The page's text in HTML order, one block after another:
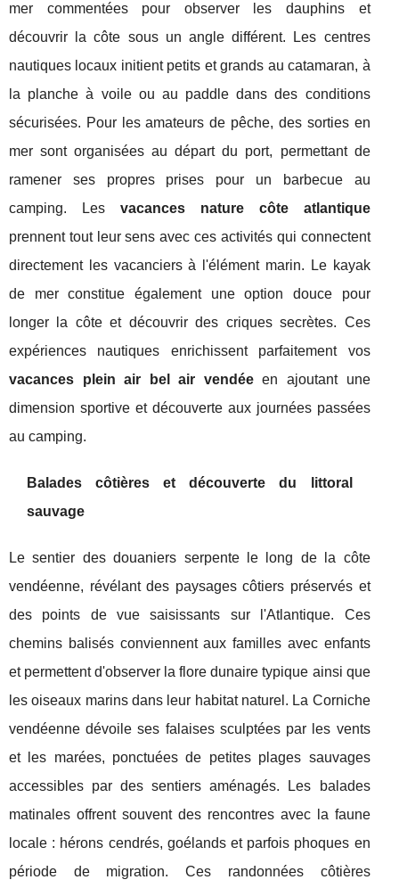
mer commentées pour observer les dauphins et
découvrir la côte sous un angle différent. Les centres
nautiques locaux initient petits et grands au catamaran, à
la planche à voile ou au paddle dans des conditions
sécurisées. Pour les amateurs de pêche, des sorties en
mer sont organisées au départ du port, permettant de
ramener ses propres prises pour un barbecue au
camping. Les vacances nature côte atlantique
prennent tout leur sens avec ces activités qui connectent
directement les vacanciers à l'élément marin. Le kayak
de mer constitue également une option douce pour
longer la côte et découvrir des criques secrètes. Ces
expériences nautiques enrichissent parfaitement vos
vacances plein air bel air vendéeen ajoutant une
dimension sportive et découverte aux journées passées
au camping.
Balades côtières et découverte du littoral
sauvage
Le sentier des douaniers serpente le long de la côte
vendéenne, révélant des paysages côtiers préservés et
des points de vue saisissants sur l'Atlantique. Ces
chemins balisés conviennent aux familles avec enfants
et permettent d'observer la flore dunaire typique ainsi que
les oiseaux marins dans leur habitat naturel. La Corniche
vendéenne dévoile ses falaises sculptées par les vents
et les marées, ponctuées de petites plages sauvages
accessibles par des sentiers aménagés. Les balades
matinales offrent souvent des rencontres avec la faune
locale : hérons cendrés, goélands et parfois phoques en
période de migration. Ces randonnées côtières